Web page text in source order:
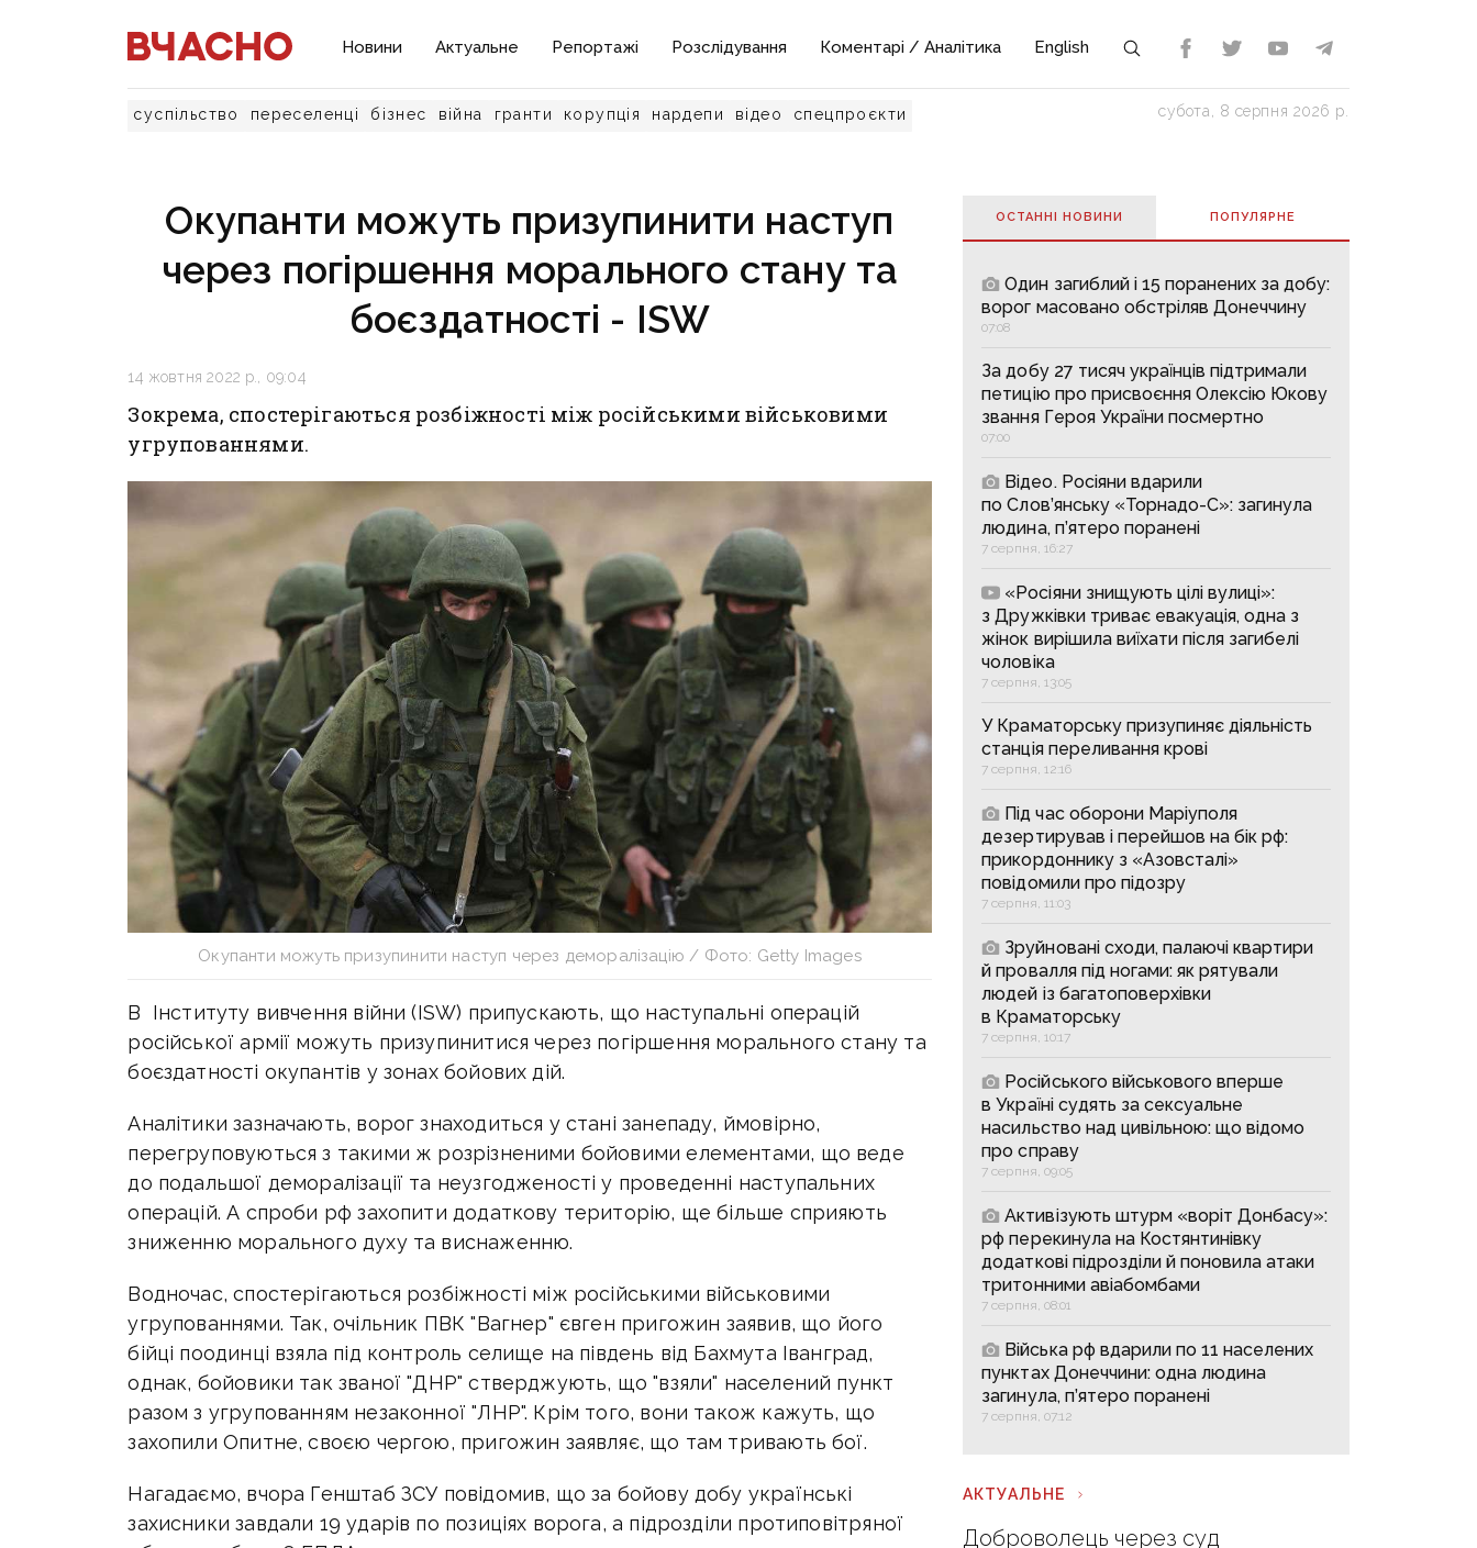
Новини Актуальне Репортажі Розслідування Коментарі / Аналітика English
суспільство переселенці бізнес війна гранти корупція нардепи відео спецпроєкти субота, 8 серпня 2026 р.
Окупанти можуть призупинити наступ
через погіршення морального стану та
боєздатності - ISW
14 жовтня 2022 р., 09:04
Зокрема, спостерігаються розбіжності між російськими військовими
угрупованнями.
Окупанти можуть призупинити наступ через деморалізацію / Фото: Getty Images
В Інституту вивчення війни (ISW) припускають, що наступальні операцій
російської армії можуть призупинитися через погіршення морального стану та
боєздатності окупантів у зонах бойових дій.
Аналітики зазначають, ворог знаходиться у стані занепаду, ймовірно,
перегруповуються з такими ж розрізненими бойовими елементами, що веде
до подальшої деморалізації та неузгодженості у проведенні наступальних
операцій. А спроби рф захопити додаткову територію, ще більше сприяють
зниженню морального духу та виснаженню.
Водночас, спостерігаються розбіжності між російськими військовими
угрупованнями. Так, очільник ПВК "Вагнер" євген пригожин заявив, що його
бійці поодинці взяла під контроль селище на південь від Бахмута Іванград,
однак, бойовики так званої "ДНР" стверджують, що "взяли" населений пункт
разом з угрупованням незаконної "ЛНР". Крім того, вони також кажуть, що
захопили Опитне, своєю чергою, пригожин заявляє, що там тривають бої.
Нагадаємо, вчора Генштаб ЗСУ повідомив, що за бойову добу українські
захисники завдали 19 ударів по позиціях ворога, а підрозділи протиповітряної
ОСТАННІ НОВИНИ ПОПУЛЯРНE
Один загиблий і 15 поранених за добу:
ворог масовано обстріляв Донеччину
07:08
За добу 27 тисяч українців підтримали
петицію про присвоєння Олексію Юкову
звання Героя України посмертно
07:00
Відео. Росіяни вдарили
по Слов’янську «Торнадо-С»: загинула
людина, п’ятеро поранені
7 серпня, 16:27
«Росіяни знищують цілі вулиці»:
з Дружківки триває евакуація, одна з
жінок вирішила виїхати після загибелі
чоловіка
7 серпня, 13:05
У Краматорську призупиняє діяльність
станція переливання крові
7 серпня, 12:16
Під час оборони Маріуполя
дезертирував і перейшов на бік рф:
прикордоннику з «Азовсталі»
повідомили про підозру
7 серпня, 11:03
Зруйновані сходи, палаючі квартири
й провалля під ногами: як рятували
людей із багатоповерхівки
в Краматорську
7 серпня, 10:17
Російського військового вперше
в Україні судять за сексуальне
насильство над цивільною: що відомо
про справу
7 серпня, 09:05
Активізують штурм «воріт Донбасу»:
рф перекинула на Костянтинівку
додаткові підрозділи й поновила атаки
тритонними авіабомбами
7 серпня, 08:01
Війська рф вдарили по 11 населених
пунктах Донеччини: одна людина
загинула, п’ятеро поранені
7 серпня, 07:12
АКТУАЛЬНЕ
Доброволець через суд